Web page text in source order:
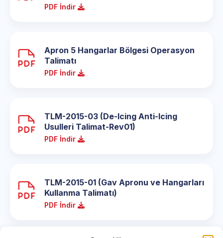
PDF İndir
Apron 5 Hangarlar Bölgesi Operasyon
Talimatı
PDF İndir
TLM-2015-03 (De-Icing Anti-Icing
Usulleri Talimat-Rev01)
PDF İndir
TLM-2015-01 (Gav Apronu ve Hangarları
Kullanma Talimatı)
PDF İndir